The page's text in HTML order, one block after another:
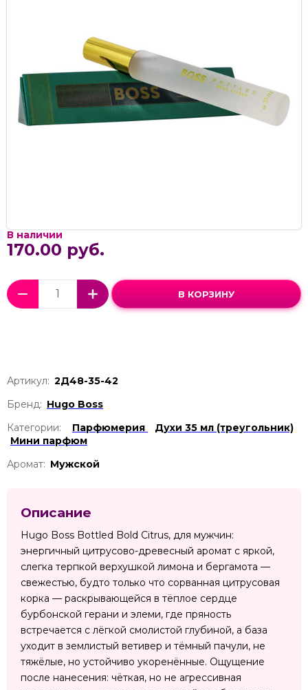
В наличии
170.00 руб.
В КОРЗИНУ
Артикул: 2Д48-35-42
Бренд: Hugo Boss
Категории:
Парфюмерия
Духи 35 мл (треугольник)
Мини парфюм
Аромат: Мужской
Описание
Hugo Boss Bottled Bold Citrus, для мужчин:
энергичный цитрусово-древесный аромат с яркой,
слегка терпкой верхушкой лимона и бергамота —
свежестью, будто только что сорванная цитрусовая
корка — раскрывающейся в тёплое сердце
бурбонской герани и элеми, где пряность
встречается с лёгкой смолистой глубиной, а база
уходит в землистый ветивер и тёмный пачули, не
тяжёлые, но устойчиво укоренённые. Ощущение
после нанесения: чёткая, но не агрессивная